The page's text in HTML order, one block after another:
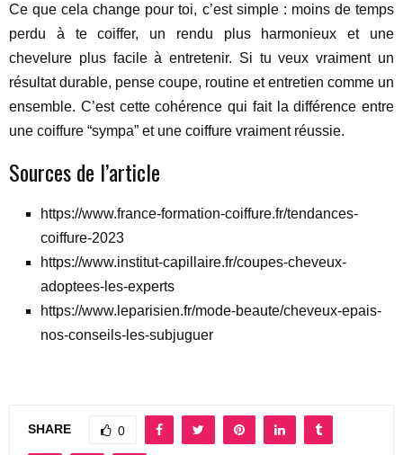
Ce que cela change pour toi, c’est simple : moins de temps
perdu à te coiffer, un rendu plus harmonieux et une
chevelure plus facile à entretenir. Si tu veux vraiment un
résultat durable, pense coupe, routine et entretien comme un
ensemble. C’est cette cohérence qui fait la différence entre
une coiffure “sympa” et une coiffure vraiment réussie.
Sources de l’article
https://www.france-formation-coiffure.fr/tendances-
coiffure-2023
https://www.institut-capillaire.fr/coupes-cheveux-
adoptees-les-experts
https://www.leparisien.fr/mode-beaute/cheveux-epais-
nos-conseils-les-subjuguer
SHARE 0